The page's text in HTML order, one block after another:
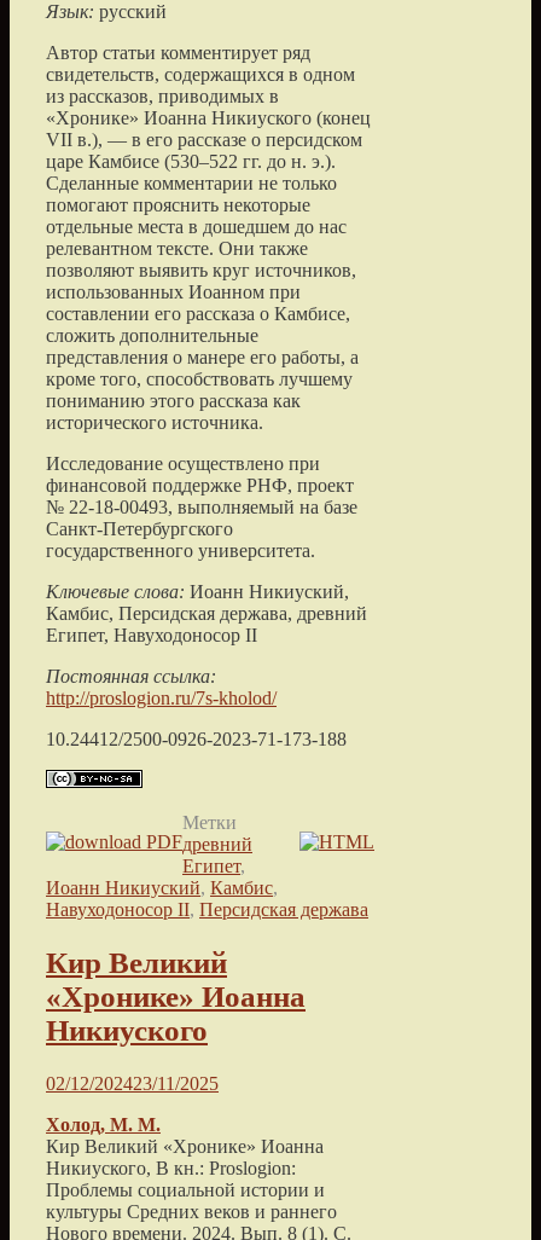
Язык: русский
Автор статьи комментирует ряд
свидетельств, содержащихся в одном
из рассказов, приводимых в
«Хронике» Иоанна Никиуского (конец
VII в.), — в его рассказе о персидском
царе Камбисе (530–522 гг. до н. э.).
Сделанные комментарии не только
помогают прояснить некоторые
отдельные места в дошедшем до нас
релевантном тексте. Они также
позволяют выявить круг источников,
использованных Иоанном при
составлении его рассказа о Камбисе,
сложить дополнительные
представления о манере его работы, а
кроме того, способствовать лучшему
пониманию этого рассказа как
исторического источника.
Исследование осуществлено при
финансовой поддержке РНФ, проект
№ 22-18-00493, выполняемый на базе
Санкт-Петербургского
государственного университета.
Ключевые слова: Иоанн Никиуский,
Камбис, Персидская держава, древний
Египет, Навуходоносор II
Постоянная ссылка:
http://proslogion.ru/7s-kholod/
10.24412/2500-0926-2023-71-173-188
Метки
древний
Египет,
Иоанн Никиуский, Камбис,
Навуходоносор II, Персидская держава
Кир Великий
«Хронике» Иоанна
Никиуского
02/12/202423/11/2025
Холод, М. М.
Кир Великий «Хронике» Иоанна
Никиуского, В кн.: Proslogion:
Проблемы социальной истории и
культуры Средних веков и раннего
Нового времени. 2024. Вып. 8 (1). С.